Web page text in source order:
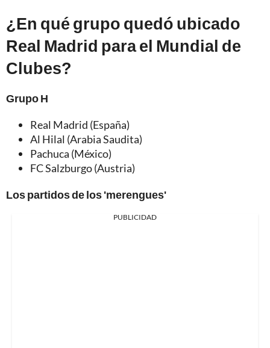
¿En qué grupo quedó ubicado
Real Madrid para el Mundial de
Clubes?
Grupo H
Real Madrid (España)
Al Hilal (Arabia Saudita)
Pachuca (México)
FC Salzburgo (Austria)
Los partidos de los 'merengues'
PUBLICIDAD